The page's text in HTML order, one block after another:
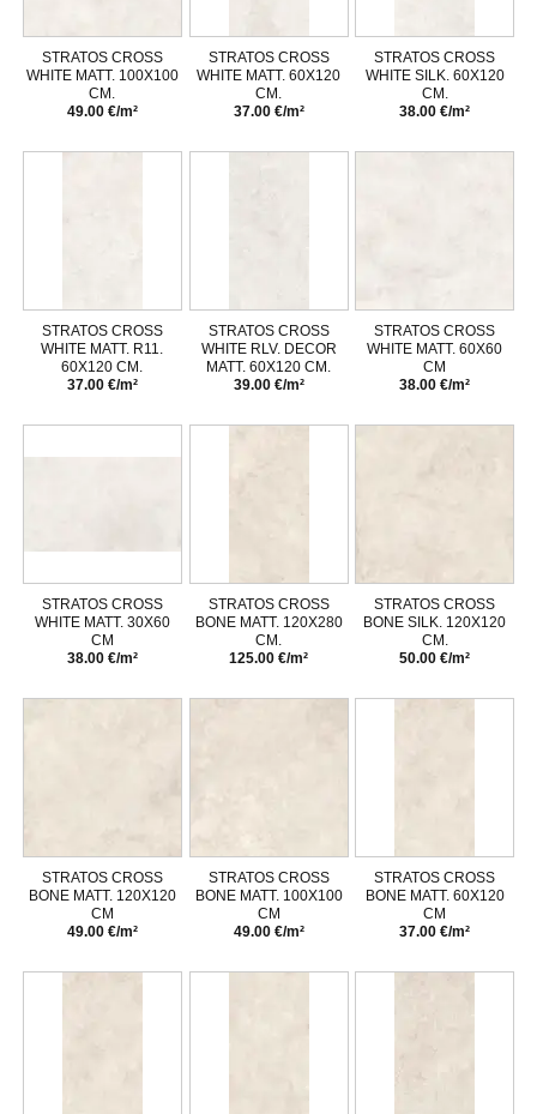
STRATOS CROSS
WHITE MATT. 100X100
CM.
49.00 €/m²
STRATOS CROSS
WHITE MATT. 60X120
CM.
37.00 €/m²
STRATOS CROSS
WHITE SILK. 60X120
CM.
38.00 €/m²
STRATOS CROSS
WHITE MATT. R11.
60X120 CM.
37.00 €/m²
STRATOS CROSS
WHITE RLV. DECOR
MATT. 60X120 CM.
39.00 €/m²
STRATOS CROSS
WHITE MATT. 60X60
CM
38.00 €/m²
STRATOS CROSS
WHITE MATT. 30X60
CM
38.00 €/m²
STRATOS CROSS
BONE MATT. 120X280
CM.
125.00 €/m²
STRATOS CROSS
BONE SILK. 120X120
CM.
50.00 €/m²
STRATOS CROSS
BONE MATT. 120X120
CM
49.00 €/m²
STRATOS CROSS
BONE MATT. 100X100
CM
49.00 €/m²
STRATOS CROSS
BONE MATT. 60X120
CM
37.00 €/m²